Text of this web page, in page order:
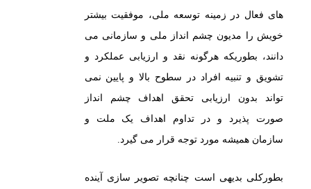
های فعال در زمینه توسعه ملی، موفقیت بیشتر
خویش را مدیون چشم انداز ملی و سازمانی می
دانند، بطوریکه هرگونه نقد و ارزیابی عملکرد و
تشویق و تنبیه افراد در سطوح بالا و پایین نمی
تواند بدون ارزیابی تحقق اهداف چشم انداز
صورت پذیرد و در تداوم اهداف یک ملت و
سازمان همیشه مورد توجه قرار می گیرد.
بطورکلی بدیهی است چنانچه تصویر سازی آینده